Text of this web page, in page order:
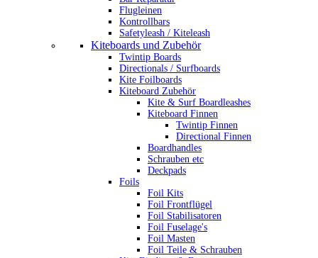
Flugleinen
Kontrollbars
Safetyleash / Kiteleash
Kiteboards und Zubehör
Twintip Boards
Directionals / Surfboards
Kite Foilboards
Kiteboard Zubehör
Kite & Surf Boardleashes
Kiteboard Finnen
Twintip Finnen
Directional Finnen
Boardhandles
Schrauben etc
Deckpads
Foils
Foil Kits
Foil Frontflügel
Foil Stabilisatoren
Foil Fuselage's
Foil Masten
Foil Teile & Schrauben